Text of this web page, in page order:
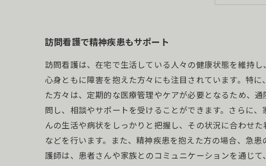
訪問看護で精神疾患もサポート
訪問看護は、在宅で生活している人々の健康状態を維持
心身ともに障害を抱えた方々にも注目されています。特
た方々は、定期的な医療管理やケアが必要となるため、
問し、相談やサポートを受けることができます。さらに
んの生活や病状をしっかりと把握し、その状況に合わせ
などを行います。また、精神疾患を抱えた方の場合、急
護師は、患者さんや家族とのコミュニケーションを通じ